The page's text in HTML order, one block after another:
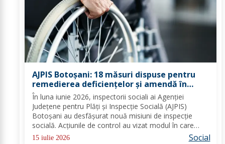
AJPIS Botoșani: 18 măsuri dispuse pentru
remedierea deficiențelor și amendă în
valoare de 80.000 lei aplicate de inspectorii
sociali
În luna iunie 2026, inspectorii sociali ai Agenției
Județene pentru Plăți și Inspecție Socială (AJPIS)
Botoșani au desfășurat nouă misiuni de inspecție
socială. Acțiunile de control au vizat modul în care
sunt respectate standardele minime de calitate în
15 iulie 2026 Social